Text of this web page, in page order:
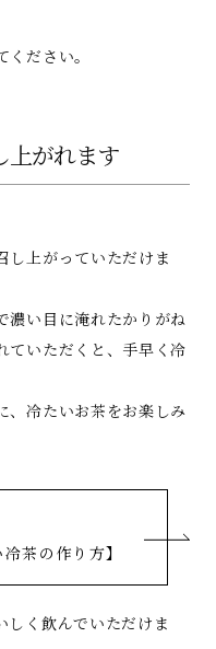
ださい。
上がれます
し上がっていただけま
濃い目に淹れたかりがね
ていただくと、手早く冷
、冷たいお茶をお楽しみ
茶の作り方】
しく飲んでいただけま